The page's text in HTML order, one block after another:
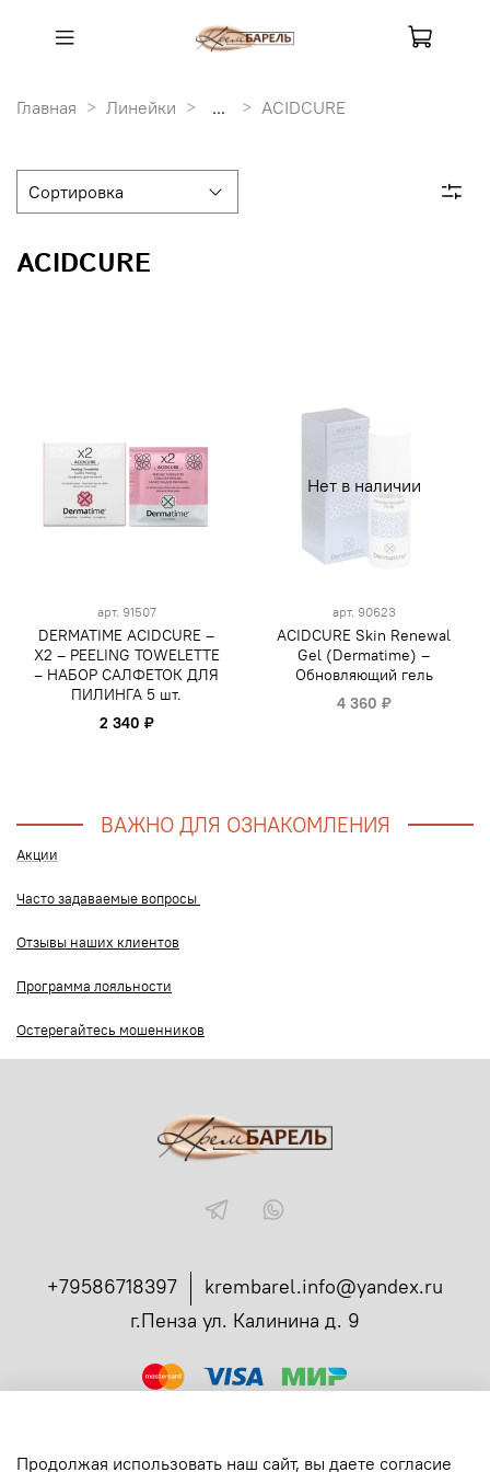
Главная Линейки ... ACIDCURE
ACIDCURE
арт. 91507
DERMATIME ACIDCURE –
Х2 – PEELING TOWELETTE
– НАБОР САЛФЕТОК ДЛЯ
ПИЛИНГА 5 шт.
2 340 ₽
Нет в наличии
арт. 90623
ACIDCURE Skin Renewal
Gel (Dermatime) –
Обновляющий гель
4 360 ₽
ВАЖНО ДЛЯ ОЗНАКОМЛЕНИЯ
Акции
Часто задаваемые вопросы
Отзывы наших клиентов
Программа лояльности
Остерегайтесь мошенников
+79586718397
krembarel.info@yandex.ru
г.Пенза ул. Калинина д. 9
Вся продукция сертифицирована
Продолжая использовать наш сайт, вы даете согласие